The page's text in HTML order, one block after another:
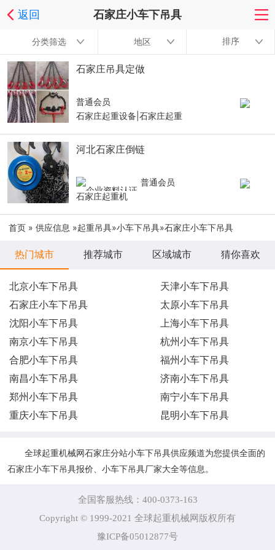
返回 石家庄小车下吊具
分类筛选 地区 排序
石家庄吊具定做
普通会员
石家庄起重设备|石家庄起重
河北石家庄倒链
普通会员
石家庄起重机
首页 » 供应信息 »起重吊具»小车下吊具»石家庄小车下吊具
热门城市 推荐城市 区域城市 猜你喜欢
北京小车下吊具
天津小车下吊具
石家庄小车下吊具
太原小车下吊具
沈阳小车下吊具
上海小车下吊具
南京小车下吊具
杭州小车下吊具
合肥小车下吊具
福州小车下吊具
南昌小车下吊具
济南小车下吊具
郑州小车下吊具
南宁小车下吊具
重庆小车下吊具
昆明小车下吊具
全球起重机械网石家庄分站小车下吊具供应频道为您提供全面的
石家庄小车下吊具报价、小车下吊具厂家大全等信息。
全国客服热线：400-0373-163
Copyright © 1999-2021 全球起重机械网版权所有
豫ICP备05012877号